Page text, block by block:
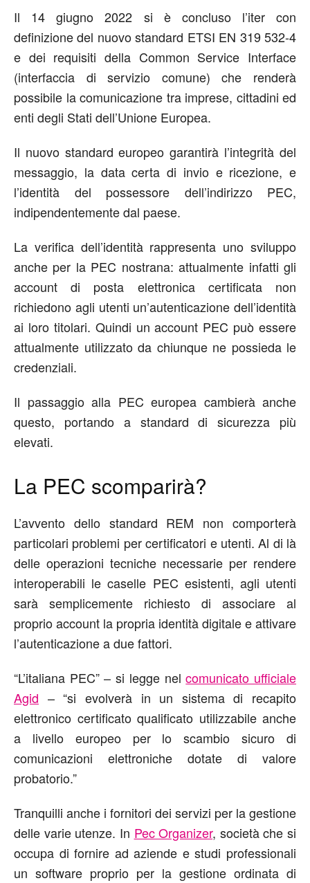
Il 14 giugno 2022 si è concluso l’iter con
definizione del nuovo standard ETSI EN 319 532-4
e dei requisiti della Common Service Interface
(interfaccia di servizio comune) che renderà
possibile la comunicazione tra imprese, cittadini ed
enti degli Stati dell’Unione Europea.
Il nuovo standard europeo garantirà l’integrità del
messaggio, la data certa di invio e ricezione, e
l’identità del possessore dell’indirizzo PEC,
indipendentemente dal paese.
La verifica dell’identità rappresenta uno sviluppo
anche per la PEC nostrana: attualmente infatti gli
account di posta elettronica certificata non
richiedono agli utenti un’autenticazione dell’identità
ai loro titolari. Quindi un account PEC può essere
attualmente utilizzato da chiunque ne possieda le
credenziali.
Il passaggio alla PEC europea cambierà anche
questo, portando a standard di sicurezza più
elevati.
La PEC scomparirà?
L’avvento dello standard REM non comporterà
particolari problemi per certificatori e utenti. Al di là
delle operazioni tecniche necessarie per rendere
interoperabili le caselle PEC esistenti, agli utenti
sarà semplicemente richiesto di associare al
proprio account la propria identità digitale e attivare
l’autenticazione a due fattori.
“L’italiana PEC” – si legge nelcomunicato ufficiale
Agid – “si evolverà in un sistema di recapito
elettronico certificato qualificato utilizzabile anche
a livello europeo per lo scambio sicuro di
comunicazioni elettroniche dotate di valore
probatorio.”
Tranquilli anche i fornitori dei servizi per la gestione
delle varie utenze. In Pec Organizer, società che si
occupa di fornire ad aziende e studi professionali
un software proprio per la gestione ordinata di